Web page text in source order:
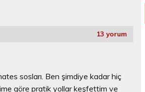
13 yorum
sosları. Ben şimdiye kadar hiç
göre pratik yollar keşfettim ve